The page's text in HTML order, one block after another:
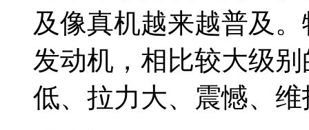
及像真机越来越普及
发动机，相比较大级
低、拉力大、震憾、维